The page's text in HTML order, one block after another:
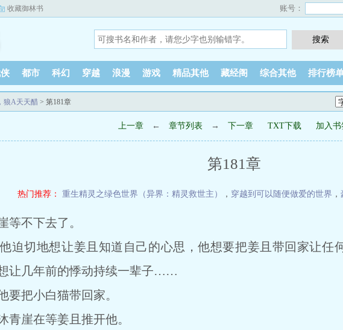
收藏御林书 账号：
都市 科幻 穿越 浪漫 游戏 精品其他 藏经阁 综合其他 排行榜
狼A天天醋 > 第181章
上一章 ← 章节列表 → 下一章 TXT下载 加入书
第181章
热门推荐： 重生精灵之绿色世界（异界：精灵救世主） ， 穿越到可以随便做爱的世界 ，
等不下去了。
切地想让姜且知道自己的心思，他想要把姜且带回家让任
让几年前的悸动持续一辈子……
把小白猫带回家。
崖在等姜且推开他。